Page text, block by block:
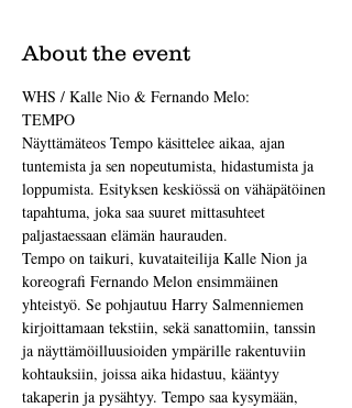
About the event
WHS / Kalle Nio & Fernando Melo:
TEMPO
Näyttämäteos Tempo käsittelee aikaa, ajan
tuntemista ja sen nopeutumista, hidastumista ja
loppumista. Esityksen keskiössä on vähäpätöinen
tapahtuma, joka saa suuret mittasuhteet
paljastaessaan elämän haurauden.
Tempo on taikuri, kuvataiteilija Kalle Nion ja
koreografi Fernando Melon ensimmäinen
yhteistyö. Se pohjautuu Harry Salmenniemen
kirjoittamaan tekstiin, sekä sanattomiin, tanssin
ja näyttämöilluusioiden ympärille rakentuviin
kohtauksiin, joissa aika hidastuu, kääntyy
takaperin ja pysähtyy. Tempo saa kysymään,